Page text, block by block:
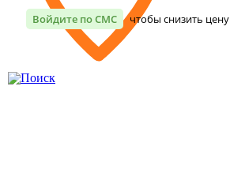
Войдите по СМС чтобы снизить цену